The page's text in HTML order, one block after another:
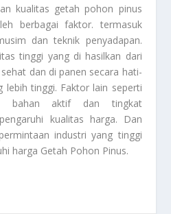
kualitas getah pohon pinus
berbagai faktor. termasuk
dan teknik penyadapan.
tinggi yang di hasilkan dari
dan di panen secara hati-
lebih tinggi. Faktor lain seperti
bahan aktif dan tingkat
kualitas harga. Dan
industri yang tinggi
harga Getah Pohon Pinus.